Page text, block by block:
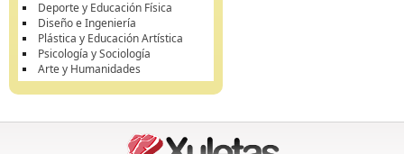
Deporte y Educación Física
Diseño e Ingeniería
Plástica y Educación Artística
Psicología y Sociología
Arte y Humanidades